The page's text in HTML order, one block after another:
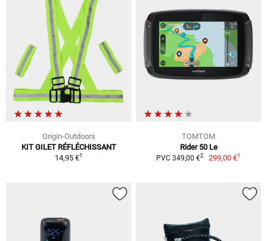
Origin-Outdoors
KIT GILET RÉFLÉCHISSANT
14,95 €1
TOMTOM
Rider 50 Le
PVC 349,00 €2 299,00 €1